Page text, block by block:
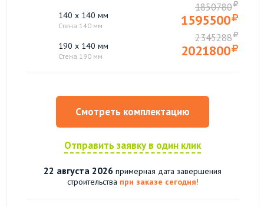
140 x 140 мм
Стена 140 мм
1850780
1595500
190 x 140 мм
Стена 190 мм
2345288
2021800
Смотреть комплектацию
Отправить заявку в один клик
22 августа 2026 примерная дата завершения
строительства при заказе сегодня!